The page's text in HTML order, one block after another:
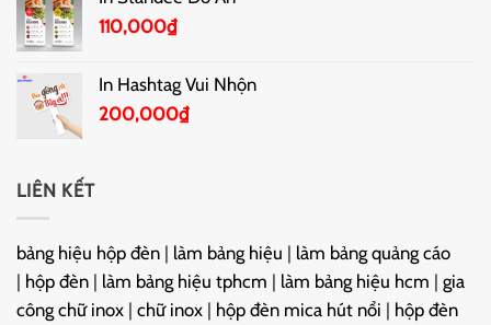
110,000₫
In Hashtag Vui Nhộn
200,000₫
LIÊN KẾT
bảng hiệu hộp đèn | làm bảng hiệu | làm bảng quảng cáo
| hộp đèn | làm bảng hiệu tphcm | làm bảng hiệu hcm | gia
công chữ inox | chữ inox | hộp đèn mica hút nổi | hộp đèn